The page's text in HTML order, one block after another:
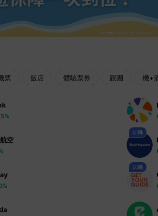
票 飯店 體驗票券 跟團 機+
空